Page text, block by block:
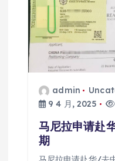
admin
9 4 月, 2025
马尼拉申请赴
期